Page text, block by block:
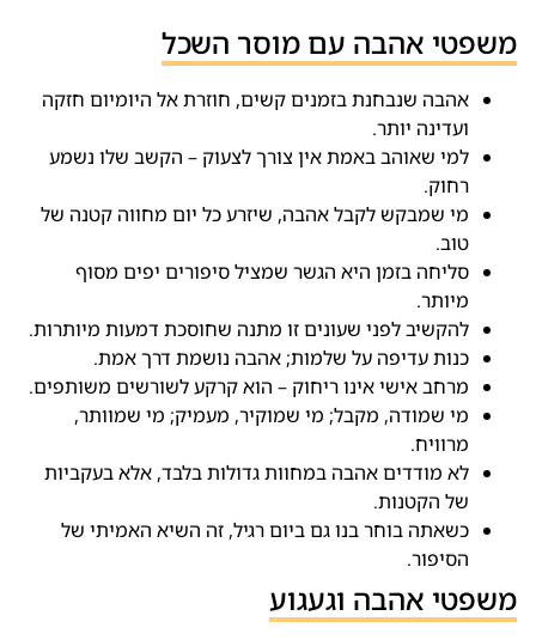
משפטי אהבה עם מוסר השכל
אהבה שנבחנת בזמנים קשים, חוזרת אל היומיום חזקה
ועדינה יותר.
למי שאוהב באמת אין צורך לצעוק – הקשב שלו נשמע
רחוק.
מי שמבקש לקבל אהבה, שיזרע כל יום מחווה קטנה של
טוב.
סליחה בזמן היא הגשר שמציל סיפורים יפים מסוף
מיותר.
להקשיב לפני שעונים זו מתנה שחוסכת דמעות מיותרות.
כנות עדיפה על שלמות; אהבה נושמת דרך אמת.
מרחב אישי אינו ריחוק – הוא קרקע לשורשים משותפים.
מי שמודה, מקבל; מי שמוקיר, מעמיק; מי שמוותר,
מרוויח.
לא מודדים אהבה במחוות גדולות בלבד, אלא בעקביות
של הקטנות.
כשאתה בוחר בנו גם ביום רגיל, זה השיא האמיתי של
הסיפור.
משפטי אהבה וגעגוע